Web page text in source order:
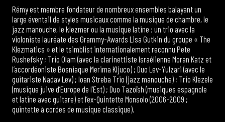
Rémy est membre fondateur de nombreux ensembles balayant un
large éventail de styles musicaux comme la musique de chambre, le
jazz manouche, le klezmer ou la musique latine : un trio avec la
violoniste lauréate des Grammy-Awards Lisa Gutkin du groupe « The
Klezmatics » et le tsimblist internationalement reconnu Pete
Rushefsky ; Trio Olam (avec la clarinettiste Israélienne Moran Katz et
l’accordéoniste Bosniaque Merima Kljuco) ; Duo Lev-Yulzari (avec le
guitariste Nadav Lev) ; Ioan Streba Trio (jazz manouche) ; Trio Klezele
(musique juive d’Europe de l’Est) ; Duo Tazoïsh (musiques espagnole
et latine avec guitare) et l’ex-Quintette Monsolo (2006-2009 ;
quintette à cordes de musique classique).